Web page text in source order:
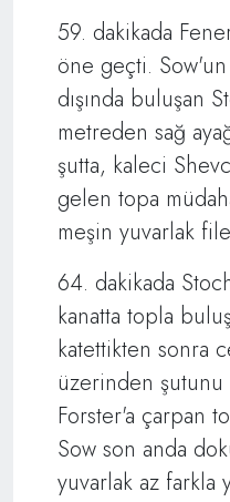
59. dakikada
öne geçti. Sow'un
dışında buluşan
metreden sağ
şutta, kaleci
gelen topa
meşin yuvarlak
64. dakikada
kanatta topla
katettikten sonra
üzerinden şutunu
Forster'a çarpan
Sow son anda
yuvarlak az farkla